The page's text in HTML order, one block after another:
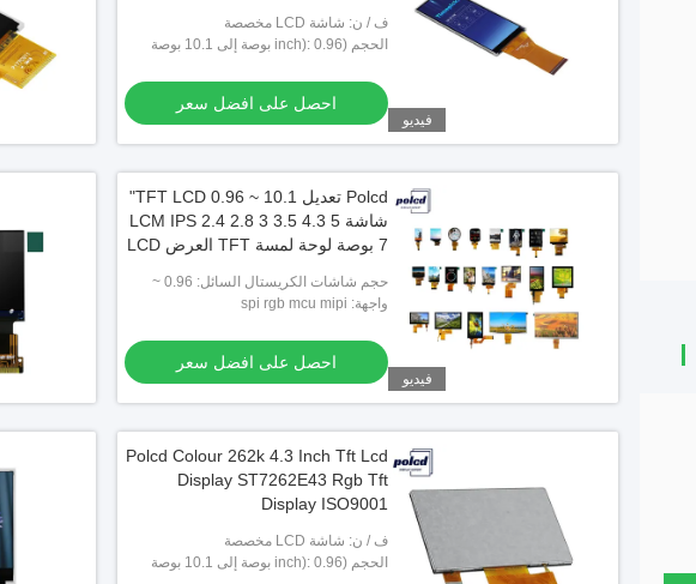
فيديو
ف / ن: شاشة LCD مخصصة
الحجم (inch): 0.96 بوصة إلى 10.1 بوصة
احصل على افضل سعر
فيديو
Polcd تعديل TFT LCD 0.96 ~ 10.1"
شاشة LCM IPS 2.4 2.8 3 3.5 4.3 5
7 بوصة لوحة لمسة TFT العرض LCD
حجم شاشات الكريستال السائل: 0.96 ~
10.1 بوصة
واجهة: spi rgb mcu mipi
احصل على افضل سعر
Polcd Colour 262k 4.3 Inch Tft Lcd
Display ST7262E43 Rgb Tft
Display ISO9001
ف / ن: شاشة LCD مخصصة
الحجم (inch): 0.96 بوصة إلى 10.1 بوصة